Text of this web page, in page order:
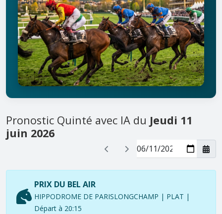
Pronostic Quinté avec IA du Jeudi 11
juin 2026
PRIX DU BEL AIR
HIPPODROME DE PARISLONGCHAMP | PLAT |
Départ à 20:15